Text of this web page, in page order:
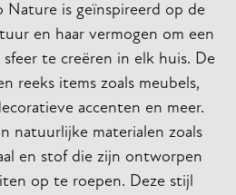
is geïnspireerd op de
en haar vermogen om een
te creëren in elk huis. De
reeks items zoals meubels,
accenten en meer.
natuurlijke materialen zoals
en stof die zijn ontworpen
op te roepen. Deze stijl